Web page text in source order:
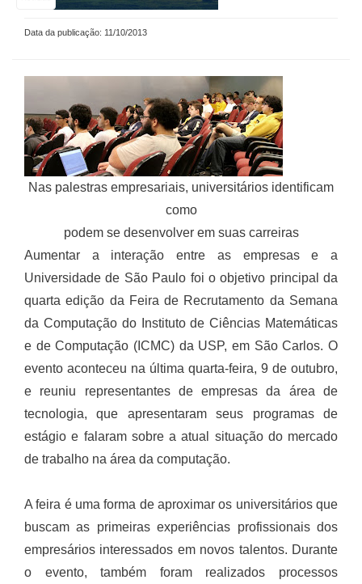
Data da publicação: 11/10/2013
Nas palestras empresariais, universitários identificam
como
podem se desenvolver em suas carreiras
Aumentar a interação entre as empresas e a
Universidade de São Paulo foi o objetivo principal da
quarta edição da Feira de Recrutamento da Semana
da Computação do Instituto de Ciências Matemáticas
e de Computação (ICMC) da USP, em São Carlos. O
evento aconteceu na última quarta-feira, 9 de outubro,
e reuniu representantes de empresas da área de
tecnologia, que apresentaram seus programas de
estágio e falaram sobre a atual situação do mercado
de trabalho na área da computação.
A feira é uma forma de aproximar os universitários que
buscam as primeiras experiências profissionais dos
empresários interessados em novos talentos. Durante
o evento, também foram realizados processos